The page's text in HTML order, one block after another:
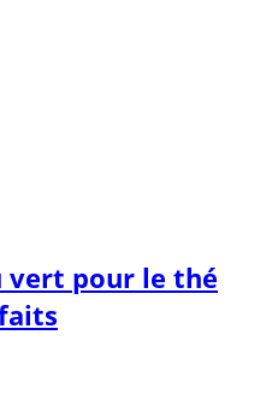
vert pour le thé